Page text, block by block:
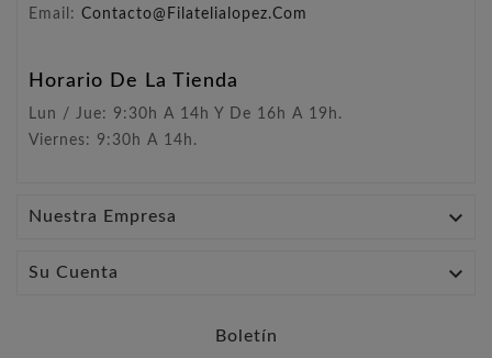
Email: Contacto@filatelialopez.com
Horario De La Tienda
Lun / Jue: 9:30h A 14h Y De 16h A 19h.
Viernes: 9:30h A 14h.
Nuestra Empresa 
Su Cuenta 
Boletín